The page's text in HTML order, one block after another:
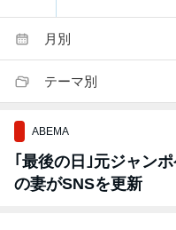
月別
テーマ別
ABEMA
｢最後の日｣元ジャン
の妻がSNSを更新